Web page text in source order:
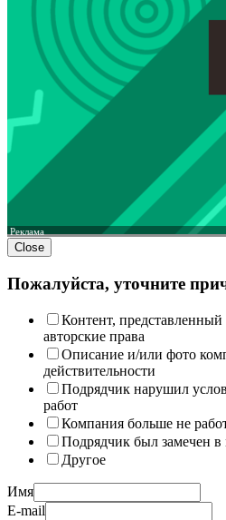
Реклама
Close
Пожалуйста, уточните
Контент,
авторские права
Описание и/или фото
действительности
Подрядчик нарушил
работ
Компания больше не
Подрядчик был замечен
Другое
Имя
E-mail